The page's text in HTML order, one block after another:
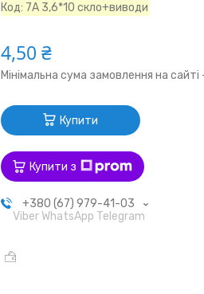
Код: 7A 3,6*10 скло+виводи
4,50 ₴
Мінімальна сума замовлення на
Купити
Купити з
+380 (67) 979-41-03
Viber WhatsApp Telegram